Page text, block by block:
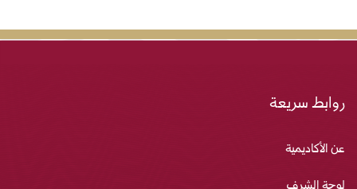
روابط سريعة
عن الأكاديمية